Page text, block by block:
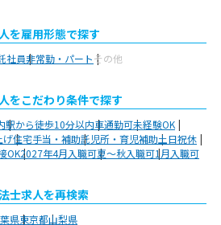
を雇用形態で探す
社員非常勤・パートその他
をこだわり条件で探す
駅から徒歩10分以内車通勤可未経験OK
げ住宅手当・補助託児所・育児補助土日祝休
OK2027年4月入職可夏～秋入職可1月入職可
士求人を再検索
県東京都山梨県